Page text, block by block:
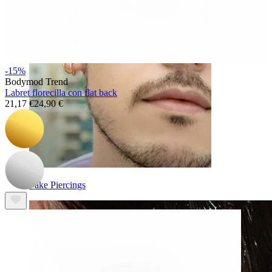
Fake Piercings
-15%
Bodymod Trend
Labret florecilla con flat back
21,17 €24,90 €